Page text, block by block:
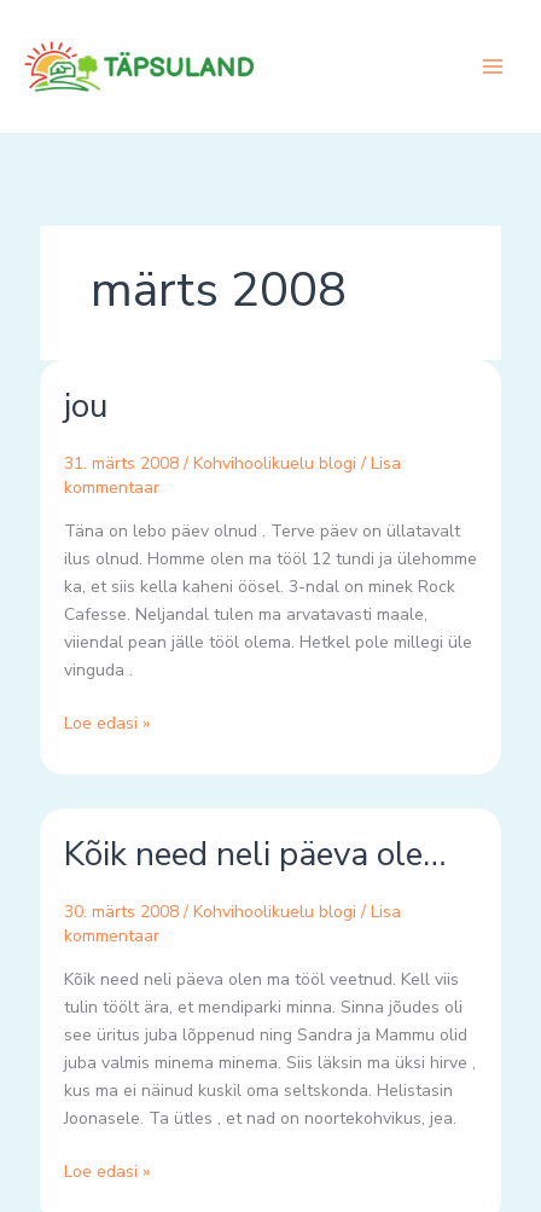
content
märts 2008
jou
31. märts 2008 / Kohvihoolikuelu blogi / Lisa
kommentaar
Täna on lebo päev olnud . Terve päev on üllatavalt
ilus olnud. Homme olen ma tööl 12 tundi ja ülehomme
ka, et siis kella kaheni öösel. 3-ndal on minek Rock
Cafesse. Neljandal tulen ma arvatavasti maale,
viiendal pean jälle tööl olema. Hetkel pole millegi üle
vinguda .
Loe edasi »
Kõik need neli päeva ole…
30. märts 2008 / Kohvihoolikuelu blogi / Lisa
kommentaar
Kõik need neli päeva olen ma tööl veetnud. Kell viis
tulin töölt ära, et mendiparki minna. Sinna jõudes oli
see üritus juba lõppenud ning Sandra ja Mammu olid
juba valmis minema minema. Siis läksin ma üksi hirve ,
kus ma ei näinud kuskil oma seltskonda. Helistasin
Joonasele. Ta ütles , et nad on noortekohvikus, jea.
need
päeva
ole…
Loe edasi »